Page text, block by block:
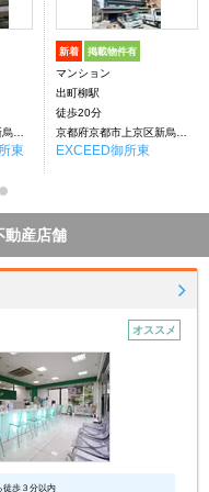
東
新着 掲載物件有
マンション
出町柳駅
徒歩20分
EXCEED御所東
動産店舗
オススメ
徒歩３分以内